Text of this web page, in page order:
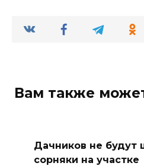
Вам также
Дачников не будут
сорняки на участке